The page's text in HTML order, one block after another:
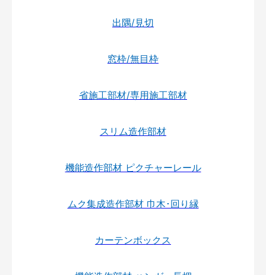
出隅/見切
窓枠/無目枠
省施工部材/専用施工部材
スリム造作部材
機能造作部材 ピクチャーレール
ムク集成造作部材 巾木･回り縁
カーテンボックス